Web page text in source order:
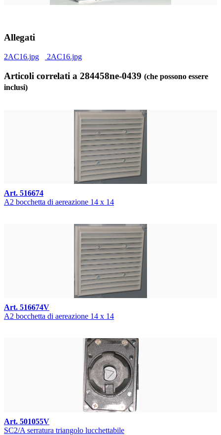
Allegati
2AC16.jpg 2AC16.jpg
Articoli correlati a 284458ne-0439 (che possono essere
inclusi)
Art. 516674
A2 bocchetta di aereazione 14 x 14
Art. 516674V
A2 bocchetta di aereazione 14 x 14
Art. 501055V
SC2/A serratura triangolo lucchettabile